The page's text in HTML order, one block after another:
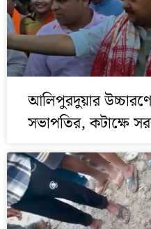
আলিপুরদুয়ার
সভাপতির, কটাক্ষে